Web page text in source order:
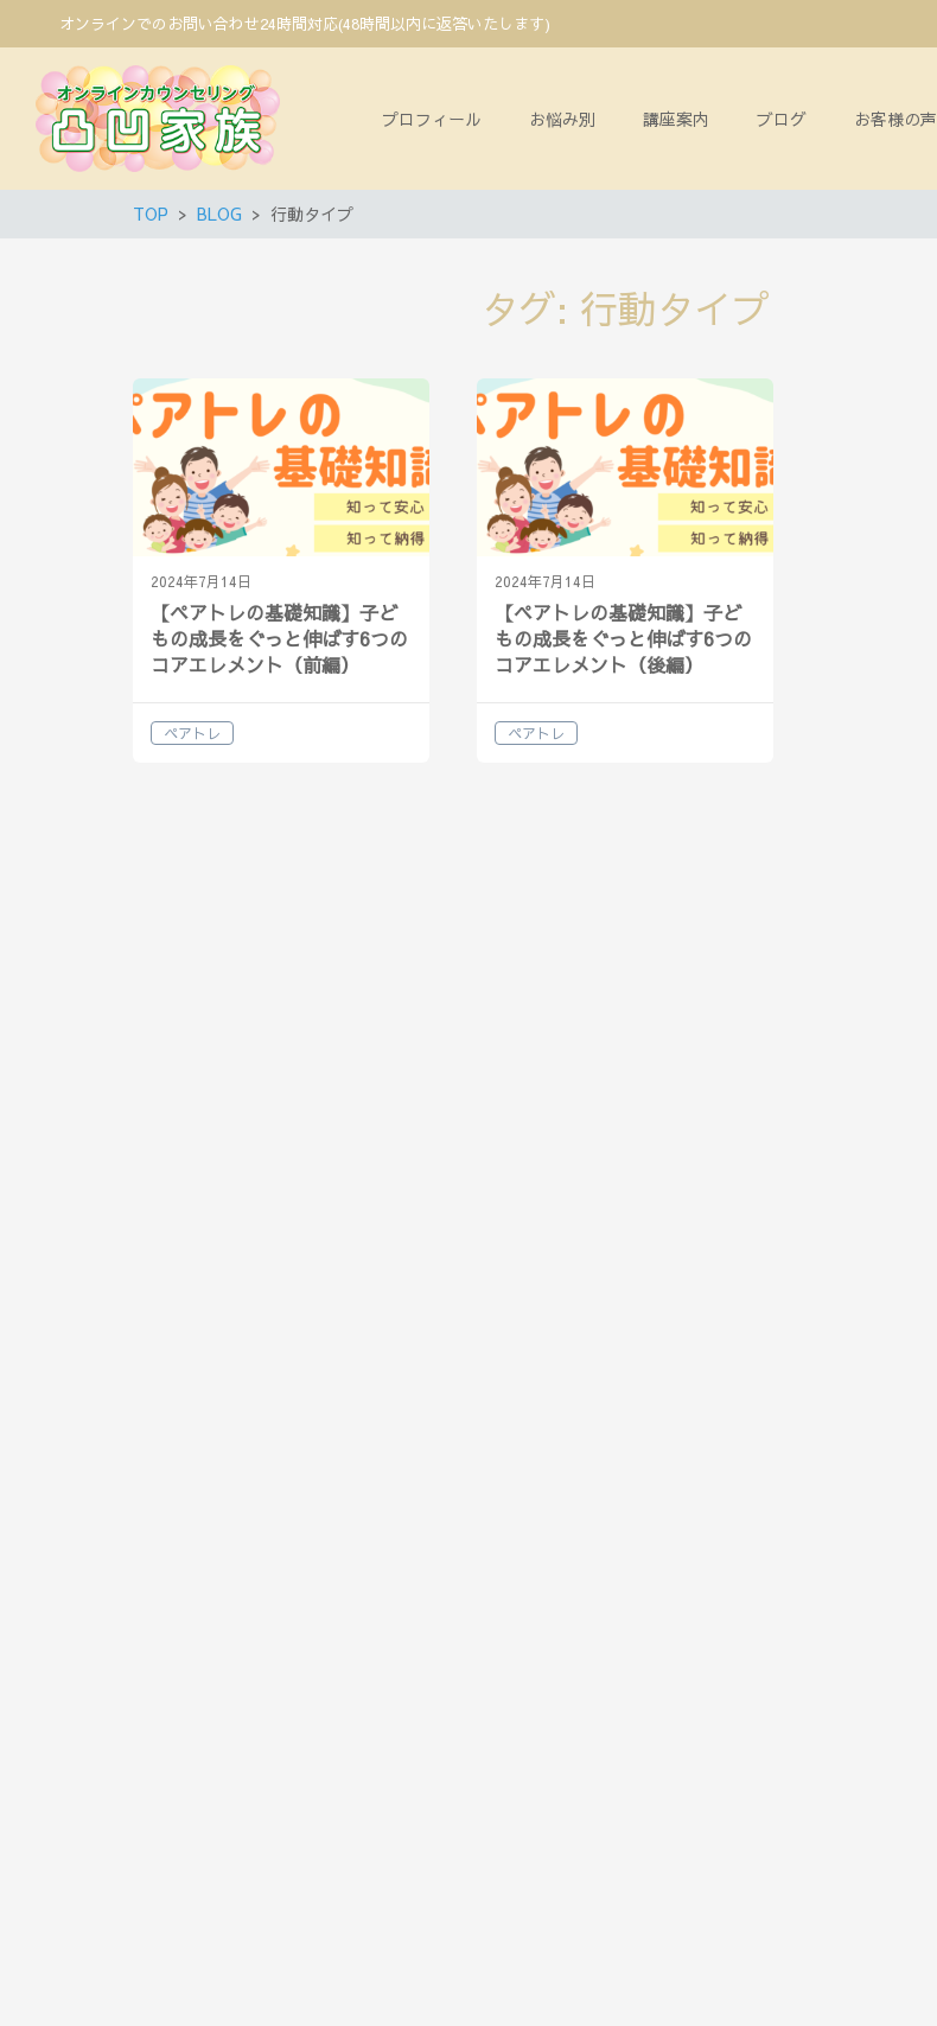
オンラインでのお問い合わせ24時間対応(48時間以内に返答いたします)
プロフィール お悩み別 講座案内 ブログ お客様の声
TOP BLOG 行動タイプ
タグ: 行動タイプ
2024年7月14日
【ペアトレの基礎知識】子ど
もの成長をぐっと伸ばす6つの
コアエレメント（前編）
ペアトレ
2024年7月14日
【ペアトレの基礎知識】子ど
もの成長をぐっと伸ばす6つの
コアエレメント（後編）
ペアトレ